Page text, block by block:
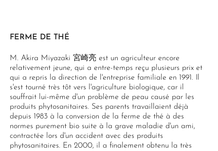
FERME DE THÉ
M. Akira Miyazaki 宮崎亮 est un agriculteur encore
relativement jeune, qui a entre-temps reçu plusieurs prix et
qui a repris la direction de l'entreprise familiale en 1991. Il
s'est tourné très tôt vers l'agriculture biologique, car il
souffrait lui-même d'un problème de peau causé par les
produits phytosanitaires. Ses parents travaillaient déjà
depuis 1983 à la conversion de la ferme de thé à des
normes purement bio suite à la grave maladie d'un ami,
contractée lors d'un accident avec des produits
phytosanitaires. En 2000, il a finalement obtenu la très